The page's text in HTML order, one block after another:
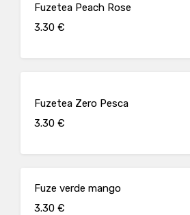
Fuzetea Peach Rose
3.30 €
Fuzetea Zero Pesca
3.30 €
Fuze verde mango
3.30 €